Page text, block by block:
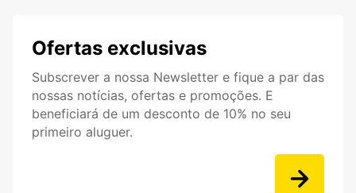
Ofertas exclusivas
Subscrever a nossa Newsletter e fique a par das
nossas notícias, ofertas e promoções. E
beneficiará de um desconto de 10% no seu
primeiro aluguer.